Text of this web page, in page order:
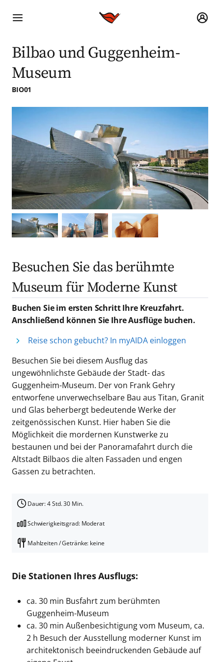
Bilbao und Guggenheim-
Museum
BIO01
Besuchen Sie das berühmte
Museum für Moderne Kunst
Buchen Sie im ersten Schritt Ihre Kreuzfahrt.
Anschließend können Sie Ihre Ausflüge buchen.
Reise schon gebucht? In myAIDA einloggen
Besuchen Sie bei diesem Ausflug das
ungewöhnlichste Gebäude der Stadt- das
Guggenheim-Museum. Der von Frank Gehry
entworfene unverwechselbare Bau aus Titan, Granit
und Glas beherbergt bedeutende Werke der
zeitgenössischen Kunst. Hier haben Sie die
Möglichkeit die mordernen Kunstwerke zu
bestaunen und bei der Panoramafahrt durch die
Altstadt Bilbaos die alten Fassaden und engen
Gassen zu betrachten.
Dauer: 4 Std. 30 Min.
Schwierigkeitsgrad: Moderat
Mahlzeiten / Getränke: keine
Die Stationen Ihres Ausflugs:
ca. 30 min Busfahrt zum berühmten
Guggenheim-Museum
ca. 30 min Außenbesichtigung vom Museum, ca.
2 h Besuch der Ausstellung moderner Kunst im
architektonisch beeindruckenden Gebäude auf